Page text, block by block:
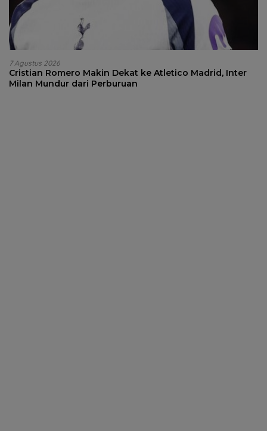
7 Agustus 2026
Cristian Romero Makin Dekat ke Atletico Madrid, Inter
Milan Mundur dari Perburuan